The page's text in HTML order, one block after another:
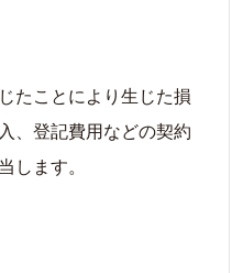
たことにより生じた損
、登記費用などの契約
します。